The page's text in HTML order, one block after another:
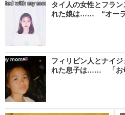
タイ人の女性とフラ
れた娘は…… “オーラ
フィリピン人とナイ
れた息子は…… 「お